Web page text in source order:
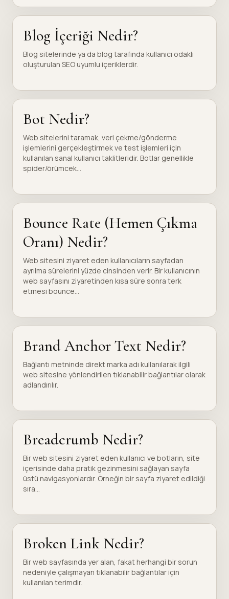
Blog İçeriği Nedir?
Blog sitelerinde ya da blog tarafında kullanıcı odaklı
oluşturulan SEO uyumlu içeriklerdir.
Bot Nedir?
Web sitelerini taramak, veri çekme/gönderme
işlemlerini gerçekleştirmek ve test işlemleri için
kullanılan sanal kullanıcı taklitleridir. Botlar genellikle
spider/örümcek...
Bounce Rate (Hemen Çıkma
Oranı) Nedir?
Web sitesini ziyaret eden kullanıcıların sayfadan
ayrılma sürelerini yüzde cinsinden verir. Bir kullanıcının
web sayfasını ziyaretinden kısa süre sonra terk
etmesi bounce...
Brand Anchor Text Nedir?
Bağlantı metninde direkt marka adı kullanılarak ilgili
web sitesine yönlendirilen tıklanabilir bağlantılar olarak
adlandırılır.
Breadcrumb Nedir?
Bir web sitesini ziyaret eden kullanıcı ve botların, site
içerisinde daha pratik gezinmesini sağlayan sayfa
üstü navigasyonlardır. Örneğin bir sayfa ziyaret edildiği
sıra...
Broken Link Nedir?
Bir web sayfasında yer alan, fakat herhangi bir sorun
nedeniyle çalışmayan tıklanabilir bağlantılar için
kullanılan terimdir.